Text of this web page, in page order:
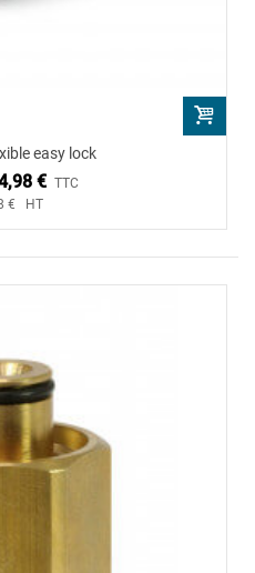
easy lock
€ TTC
€ HT